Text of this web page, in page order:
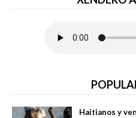
Haitianos y